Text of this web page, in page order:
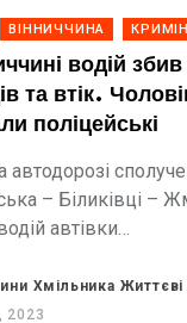
ВІННИЧЧИНА
водій збив
та втік.
поліцейські
автодорозі
– Біликівці –
автівки
втік.
Хмільника Життєві
2023